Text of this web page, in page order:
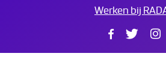
Werken bij
Facebook
Twitter